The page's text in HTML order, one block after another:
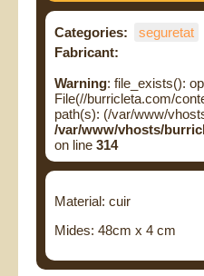
Categories:
seguretat
Fabricant:
Warning: file_exists():
File(//burricleta.com/
path(s): (/var/www/
/var/www/vhosts/
on line 314
Material: cuir
Mides: 48cm x 4 cm